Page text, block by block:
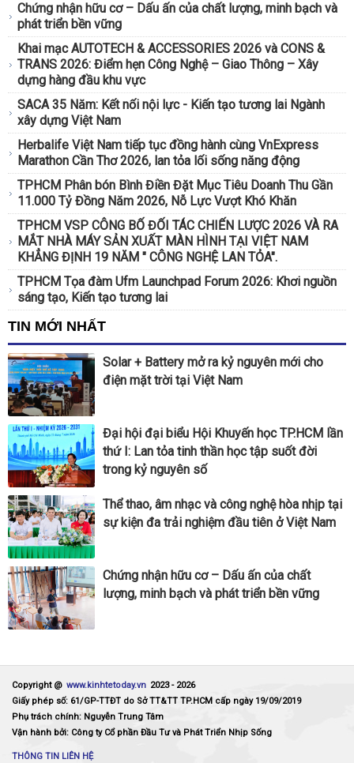
Chứng nhận hữu cơ – Dấu ấn của chất lượng, minh bạch và
phát triển bền vững
Khai mạc AUTOTECH & ACCESSORIES 2026 và CONS &
TRANS 2026: Điểm hẹn Công Nghệ – Giao Thông – Xây
dựng hàng đầu khu vực
SACA 35 Năm: Kết nối nội lực - Kiến tạo tương lai Ngành
xây dựng Việt Nam
Herbalife Việt Nam tiếp tục đồng hành cùng VnExpress
Marathon Cần Thơ 2026, lan tỏa lối sống năng động
TPHCM Phân bón Bình Điền Đặt Mục Tiêu Doanh Thu Gần
11.000 Tỷ Đồng Năm 2026, Nỗ Lực Vượt Khó Khăn
TPHCM VSP CÔNG BỐ ĐỐI TÁC CHIẾN LƯỢC 2026 VÀ RA
MẮT NHÀ MÁY SẢN XUẤT MÀN HÌNH TẠI VIỆT NAM
KHẲNG ĐỊNH 19 NĂM " CÔNG NGHỆ LAN TỎA".
TPHCM Tọa đàm Ufm Launchpad Forum 2026: Khơi nguồn
sáng tạo, Kiến tạo tương lai
TIN MỚI NHẤT
Solar + Battery mở ra kỷ nguyên mới cho
điện mặt trời tại Việt Nam
Đại hội đại biểu Hội Khuyến học TP.HCM lần
thứ I: Lan tỏa tinh thần học tập suốt đời
trong kỷ nguyên số
Thể thao, âm nhạc và công nghệ hòa nhịp tại
sự kiện đa trải nghiệm đầu tiên ở Việt Nam
Chứng nhận hữu cơ – Dấu ấn của chất
lượng, minh bạch và phát triển bền vững
Copyright @ www.kinhtetoday.vn 2023 - 2026
Giấy phép số: 61/GP-TTĐT do Sở TT&TT TP.HCM cấp ngày 19/09/2019
Phụ trách chính: Nguyễn Trung Tâm
Vận hành bởi: Công ty Cổ phần Đầu Tư và Phát Triển Nhịp Sống
THÔNG TIN LIÊN HỆ